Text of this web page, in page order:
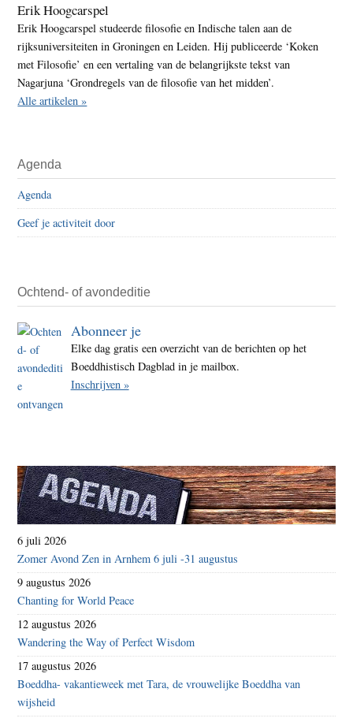
Erik Hoogcarspel
Erik Hoogcarspel studeerde filosofie en Indische talen aan de
rijksuniversiteiten in Groningen en Leiden. Hij publiceerde ‘Koken
met Filosofie’ en een vertaling van de belangrijkste tekst van
Nagarjuna ‘Grondregels van de filosofie van het midden’.
Alle artikelen »
Agenda
Agenda
Geef je activiteit door
Ochtend- of avondeditie
Abonneer je
Elke dag gratis een overzicht van de berichten op het
Boeddhistisch Dagblad in je mailbox.
Inschrijven »
6 juli 2026
Zomer Avond Zen in Arnhem 6 juli -31 augustus
9 augustus 2026
Chanting for World Peace
12 augustus 2026
Wandering the Way of Perfect Wisdom
17 augustus 2026
Boeddha- vakantieweek met Tara, de vrouwelijke Boeddha van
wijsheid